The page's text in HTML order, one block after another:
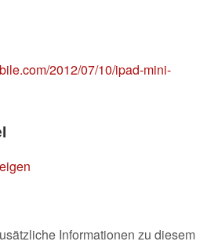
2012/07/10/ipad-mini-
Informationen zu diesem